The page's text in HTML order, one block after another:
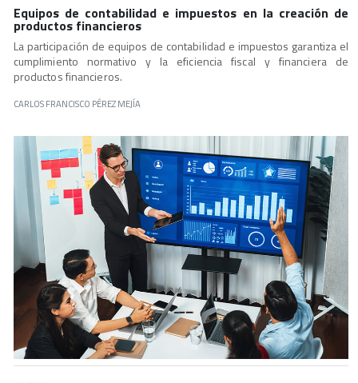
Equipos de contabilidad e impuestos en la creación de
productos financieros
La participación de equipos de contabilidad e impuestos garantiza el
cumplimiento normativo y la eficiencia fiscal y financiera de
productos financieros.
CARLOS FRANCISCO PÉREZ MEJÍA